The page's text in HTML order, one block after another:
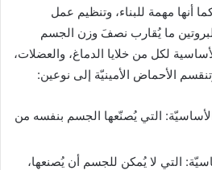
أنها مهمة للبناء، وتنظيم عمل
ما يُقارب نصفَ وزن الجسم
لكل من خلايا الدماغ، والعضلات،
الأحماض الأمينيّة إلى نوعين:
الأساسيّة: التي يُصنّعها الجسم بنفسه من
التي لا يُمكن للجسم أن يُصنعها،